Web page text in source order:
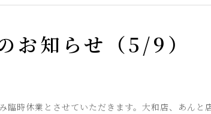
お知らせ（5/9）
臨時休業とさせていただきます。大和店、あん